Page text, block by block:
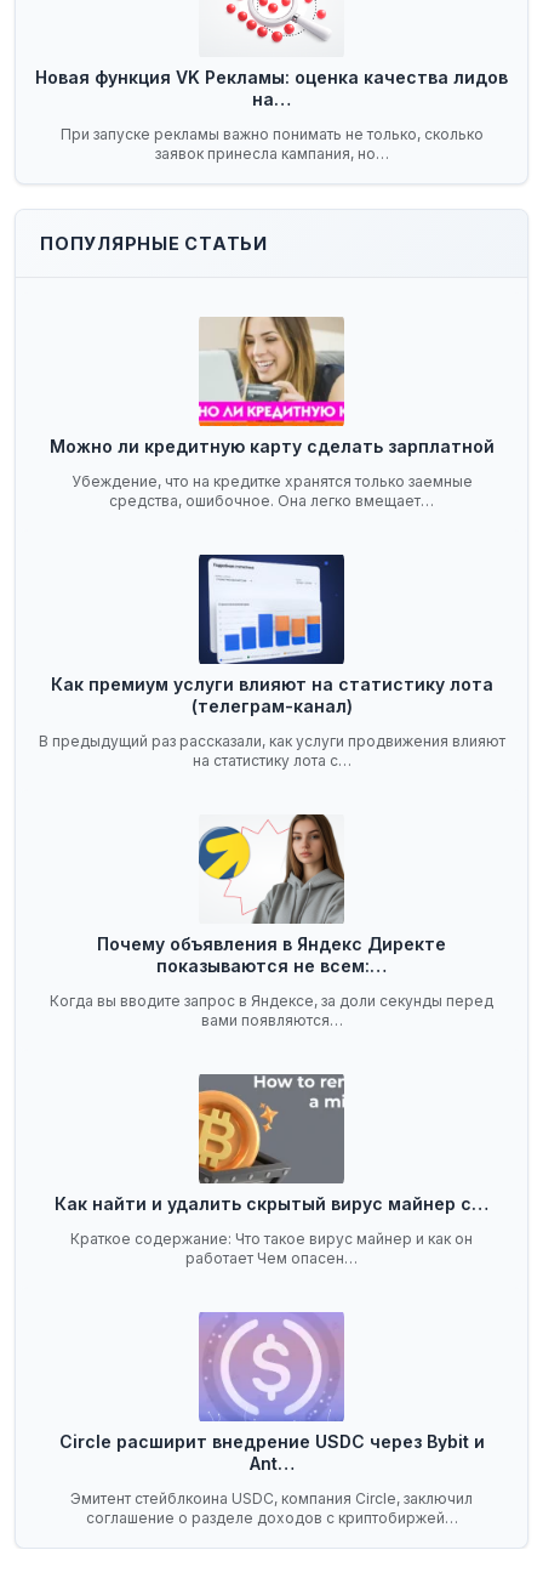
Новая функция VK Рекламы: оценка качества лидов
на…
При запуске рекламы важно понимать не только, сколько
заявок принесла кампания, но…
ПОПУЛЯРНЫЕ СТАТЬИ
Можно ли кредитную карту сделать зарплатной
Убеждение, что на кредитке хранятся только заемные
средства, ошибочное. Она легко вмещает…
Как премиум услуги влияют на статистику лота
(телеграм-канал)
В предыдущий раз рассказали, как услуги продвижения влияют
на статистику лота с…
Почему объявления в Яндекс Директе
показываются не всем:…
Когда вы вводите запрос в Яндексе, за доли секунды перед
вами появляются…
Как найти и удалить скрытый вирус майнер с…
Краткое содержание: Что такое вирус майнер и как он
работает Чем опасен…
Circle расширит внедрение USDC через Bybit и
Ant…
Эмитент стейблкоина USDC, компания Circle, заключил
соглашение о разделе доходов с криптобиржей…